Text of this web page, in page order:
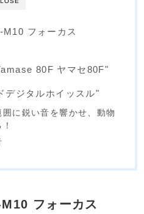
フォーカス
80F ヤマセ80F"
デジタルホイッスル"
に鋭い音を響かせ、動物
フォーカス